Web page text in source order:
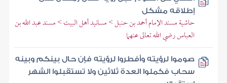
إطلاقه مشكل
حاشية مسند الإمام أحمد بن حنبل > مسانيد أهل البيت > مسند عبد الله بن
العباس رضي الله تعالى عنهما
صوموا لرؤيته وأفطروا لرؤيته فإن حال بينكم وبينه
سحاب فكملوا العدة ثلاثين ولا تستقبلوا الشهر